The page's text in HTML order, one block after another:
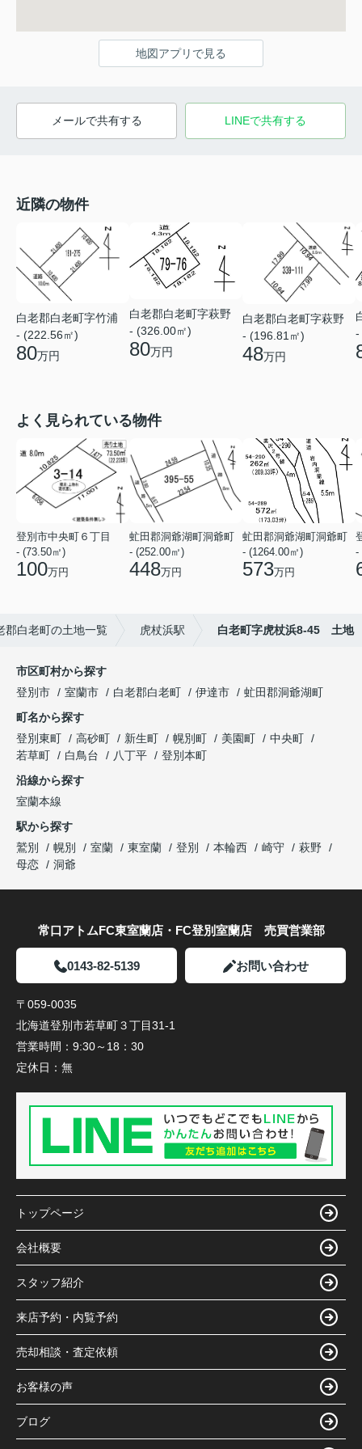
地図アプリで見る
メールで共有する LINEで共有する
近隣の物件
白老郡白老町字竹浦
- (222.56㎡)
80万円
白老郡白老町字萩野
- (326.00㎡)
80万円
白老郡白老町字萩野
- (196.81㎡)
48万円
-
よく見られている物件
登別市中央町６丁目
- (73.50㎡)
100万円
虻田郡洞爺湖町洞爺町
- (252.00㎡)
448万円
虻田郡洞爺湖町洞爺町
- (1264.00㎡)
573万円
-
郡白老町の土地一覧 虎杖浜駅 白老町字虎杖浜8-45 土地
市区町村から探す
登別市
室蘭市 白老郡白老町 伊達市
虻田郡洞爺湖町
町名から探す
登別東町
高砂町 新生町 幌別町 美園町
中央町
若草町
白鳥台 八丁平
登別本町
沿線から探す
室蘭本線
駅から探す
鷲別
幌別 室蘭 東室蘭 登別 本輪西 崎守
萩野
母恋
洞爺
常口アトムFC東室蘭店・FC登別室蘭店 売買営業部
0143-82-5139 お問い合わせ
〒059-0035
北海道登別市若草町３丁目31-1
営業時間： 9:30～18：30
定休日： 無
トップページ
会社概要
スタッフ紹介
来店予約・内覧予約
売却相談・査定依頼
お客様の声
ブログ